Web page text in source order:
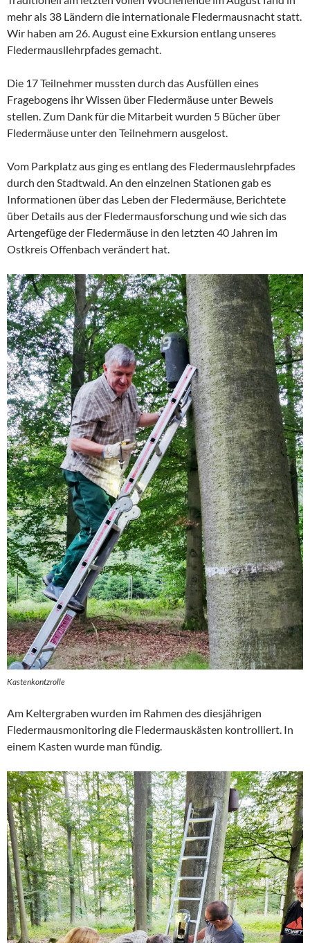
mehr als 38 Ländern die internationale Fledermausnacht statt.
Wir haben am 26. August eine Exkursion entlang unseres
Fledermausllehrpfades gemacht.
Die 17 Teilnehmer mussten durch das Ausfüllen eines
Fragebogens ihr Wissen über Fledermäuse unter Beweis
stellen. Zum Dank für die Mitarbeit wurden 5 Bücher über
Fledermäuse unter den Teilnehmern ausgelost.
Vom Parkplatz aus ging es entlang des Fledermauslehrpfades
durch den Stadtwald. An den einzelnen Stationen gab es
Informationen über das Leben der Fledermäuse, Berichtete
über Details aus der Fledermausforschung und wie sich das
Artengefüge der Fledermäuse in den letzten 40 Jahren im
Ostkreis Offenbach verändert hat.
Kastenkontzrolle
Am Keltergraben wurden im Rahmen des diesjährigen
Fledermausmonitoring die Fledermauskästen kontrolliert. In
einem Kasten wurde man fündig.